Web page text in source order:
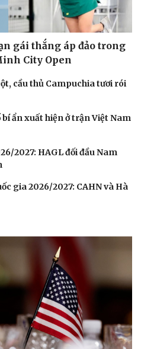
gái thắng áp đảo trong
City Open
cầu thủ Campuchia tươi rói
ẩn xuất hiện ở trận Việt Nam
2027: HAGL đối đầu Nam
gia 2026/2027: CAHN và Hà